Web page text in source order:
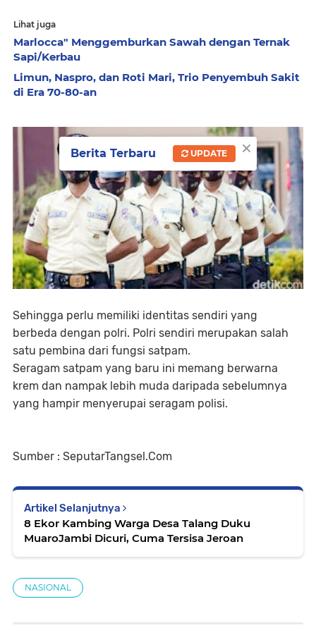
Lihat juga
Marlocca" Menggemburkan Sawah dengan Ternak
Sapi/Kerbau
Limun, Naspro, dan Roti Mari, Trio Penyembuh Sakit
di Era 70-80-an
Sehingga perlu memiliki identitas sendiri yang
berbeda dengan polri. Polri sendiri merupakan salah
satu pembina dari fungsi satpam.
Seragam satpam yang baru ini memang berwarna
krem dan nampak lebih muda daripada sebelumnya
yang hampir menyerupai seragam polisi.
Sumber : SeputarTangsel.Com
Artikel Selanjutnya
8 Ekor Kambing Warga Desa Talang Duku
MuaroJambi Dicuri, Cuma Tersisa Jeroan
NASIONAL
×
Berita Terbaru UPDATE